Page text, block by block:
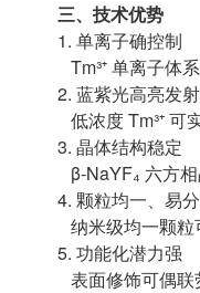
三、技术优势
1. 单离子确控制
Tm³⁺ 单离子体
2. 蓝紫光高亮发射
低浓度 Tm³⁺ 可
3. 晶体结构稳定
β-NaYF₄ 六方
4. 颗粒均一、易
纳米级均一颗粒
5. 功能化潜力强
表面修饰可偶联